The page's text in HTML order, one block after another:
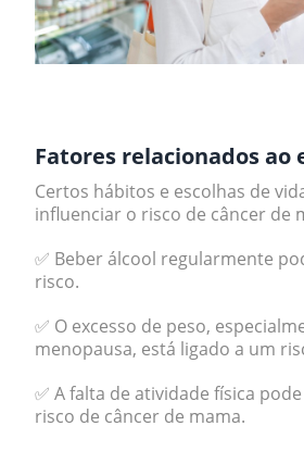
Fatores relacionados ao
Certos hábitos e escolhas de
influenciar o risco de câncer de
✅ Beber álcool regularmente
risco.
✅ O excesso de peso,
menopausa, está ligado a um
✅ A falta de atividade física
risco de câncer de mama.